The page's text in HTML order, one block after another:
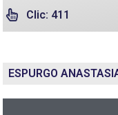
Clic: 411
ESPURGO